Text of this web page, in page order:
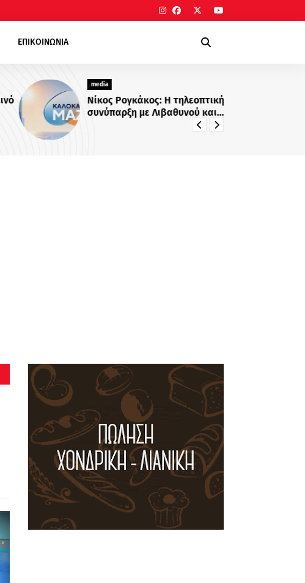
ΕΠΙΚΟΙΝΩΝΙΑ
media
Νίκος Ρογκάκος: Η τηλεοπτική
συνύπαρξη με Λιβαθυνού και
Σίσκο και τα μαθήματα της